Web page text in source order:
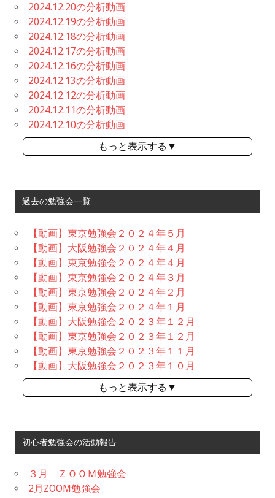
2024.12.20の分析動画
2024.12.19の分析動画
2024.12.18の分析動画
2024.12.17の分析動画
2024.12.16の分析動画
2024.12.13の分析動画
2024.12.12の分析動画
2024.12.11の分析動画
2024.12.10の分析動画
もっと表示する▼
過去の勉強会一覧
【動画】東京勉強会２０２４年５月
【動画】大阪勉強会２０２４年４月
【動画】東京勉強会２０２４年４月
【動画】東京勉強会２０２４年３月
【動画】東京勉強会２０２４年２月
【動画】東京勉強会２０２４年１月
【動画】大阪勉強会２０２３年１２月
【動画】東京勉強会２０２３年１２月
【動画】東京勉強会２０２３年１１月
【動画】大阪勉強会２０２３年１０月
もっと表示する▼
初心者勉強会の活動報告
３月 ＺＯＯＭ勉強会
2月ZOOM勉強会